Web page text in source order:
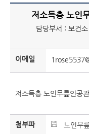
저소득층 노인
담당부서 : 보건
이메일
저소득층 노인무릎인공
첨부파
노인무